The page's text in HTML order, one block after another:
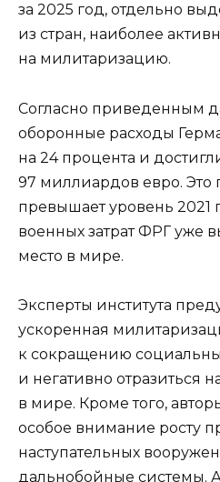
за 2025 год, отдельно
из стран, наиболее
на милитаризацию.
Согласно приведенным
оборонные расходы
на 24 процента и
97 миллиардов евро. Это
превышает уровень 2021
военных затрат ФРГ уже
место в мире.
Эксперты института
ускоренная
к сокращению
и негативно отразиться
в мире. Кроме того,
особое внимание росту
наступательных
дальнобойные системы.